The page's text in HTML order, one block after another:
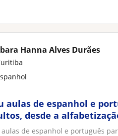
Hanna Alves Durães
aulas de espanhol e
desde a
tenha me chame
aulas de espanhol e português